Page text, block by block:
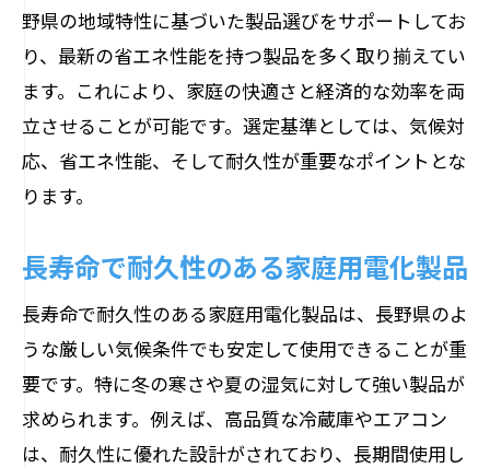
購入前に確認すべき重要なポイント
家庭用から業務用まで幅広い電気機器の魅力
家庭用電気機器の最新トレンド
業務用電気機器の選び方とその魅力
ハイブリッド型電気機器のメリット
家庭用と業務用の違いと共通点
荻原電機が提供する長野県向け電気機器の特
徴
荻原電機の製品ラインナップ
地元企業ならではの強み
野県の地域特性に基づいた製品選びをサポートしてお
り、最新の省エネ性能を持つ製品を多く取り揃えてい
ます。これにより、家庭の快適さと経済的な効率を両
立させることが可能です。選定基準としては、気候対
応、省エネ性能、そして耐久性が重要なポイントとな
ります。
長寿命で耐久性のある家庭用電化製品
長寿命で耐久性のある家庭用電化製品は、長野県のよ
うな厳しい気候条件でも安定して使用できることが重
要です。特に冬の寒さや夏の湿気に対して強い製品が
求められます。例えば、高品質な冷蔵庫やエアコン
は、耐久性に優れた設計がされており、長期間使用し